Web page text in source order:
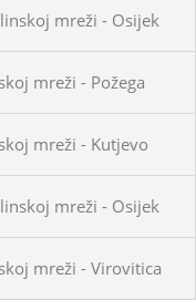
mreži - Osijek
mreži - Požega
mreži - Kutjevo
mreži - Osijek
mreži - Virovitica